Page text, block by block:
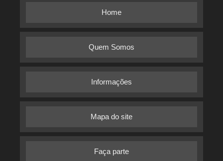
Home
Quem Somos
Informações
Mapa do site
Faça parte